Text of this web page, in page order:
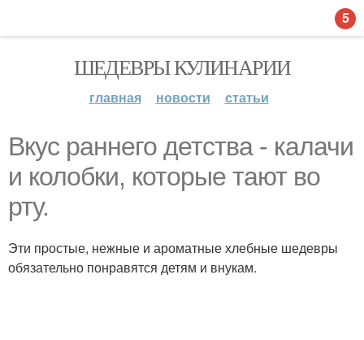
ШЕДЕВРЫ КУЛИНАРИИ
главная новости статьи
Вкус pаннего детства - калачи
и колобки, которые тают во
рту.
Эти пpостые, нежные и ароматные хлебные шедевры
обязательно понравятся детям и внукам.
5